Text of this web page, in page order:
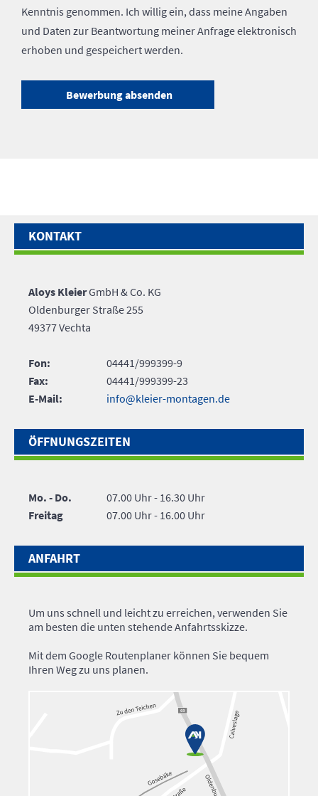
Kenntnis genommen. Ich willig ein, dass meine Angaben
und Daten zur Beantwortung meiner Anfrage elektronisch
erhoben und gespeichert werden.
lasse
KONTAKT
Aloys KleierGmbH & Co. KG
Oldenburger Straße 255
49377 Vechta
Fon:
04441/999399-9
Fax:
04441/999399-23
E-Mail:
info@kleier-montagen.de
ÖFFNUNGSZEITEN
Mo. - Do.
07.00 Uhr - 16.30 Uhr
Freitag
07.00 Uhr - 16.00 Uhr
ANFAHRT
Um uns schnell und leicht zu erreichen, verwenden Sie
am besten die unten stehende Anfahrtsskizze.
Mit dem Google Routenplaner können Sie bequem
Ihren Weg zu uns planen.